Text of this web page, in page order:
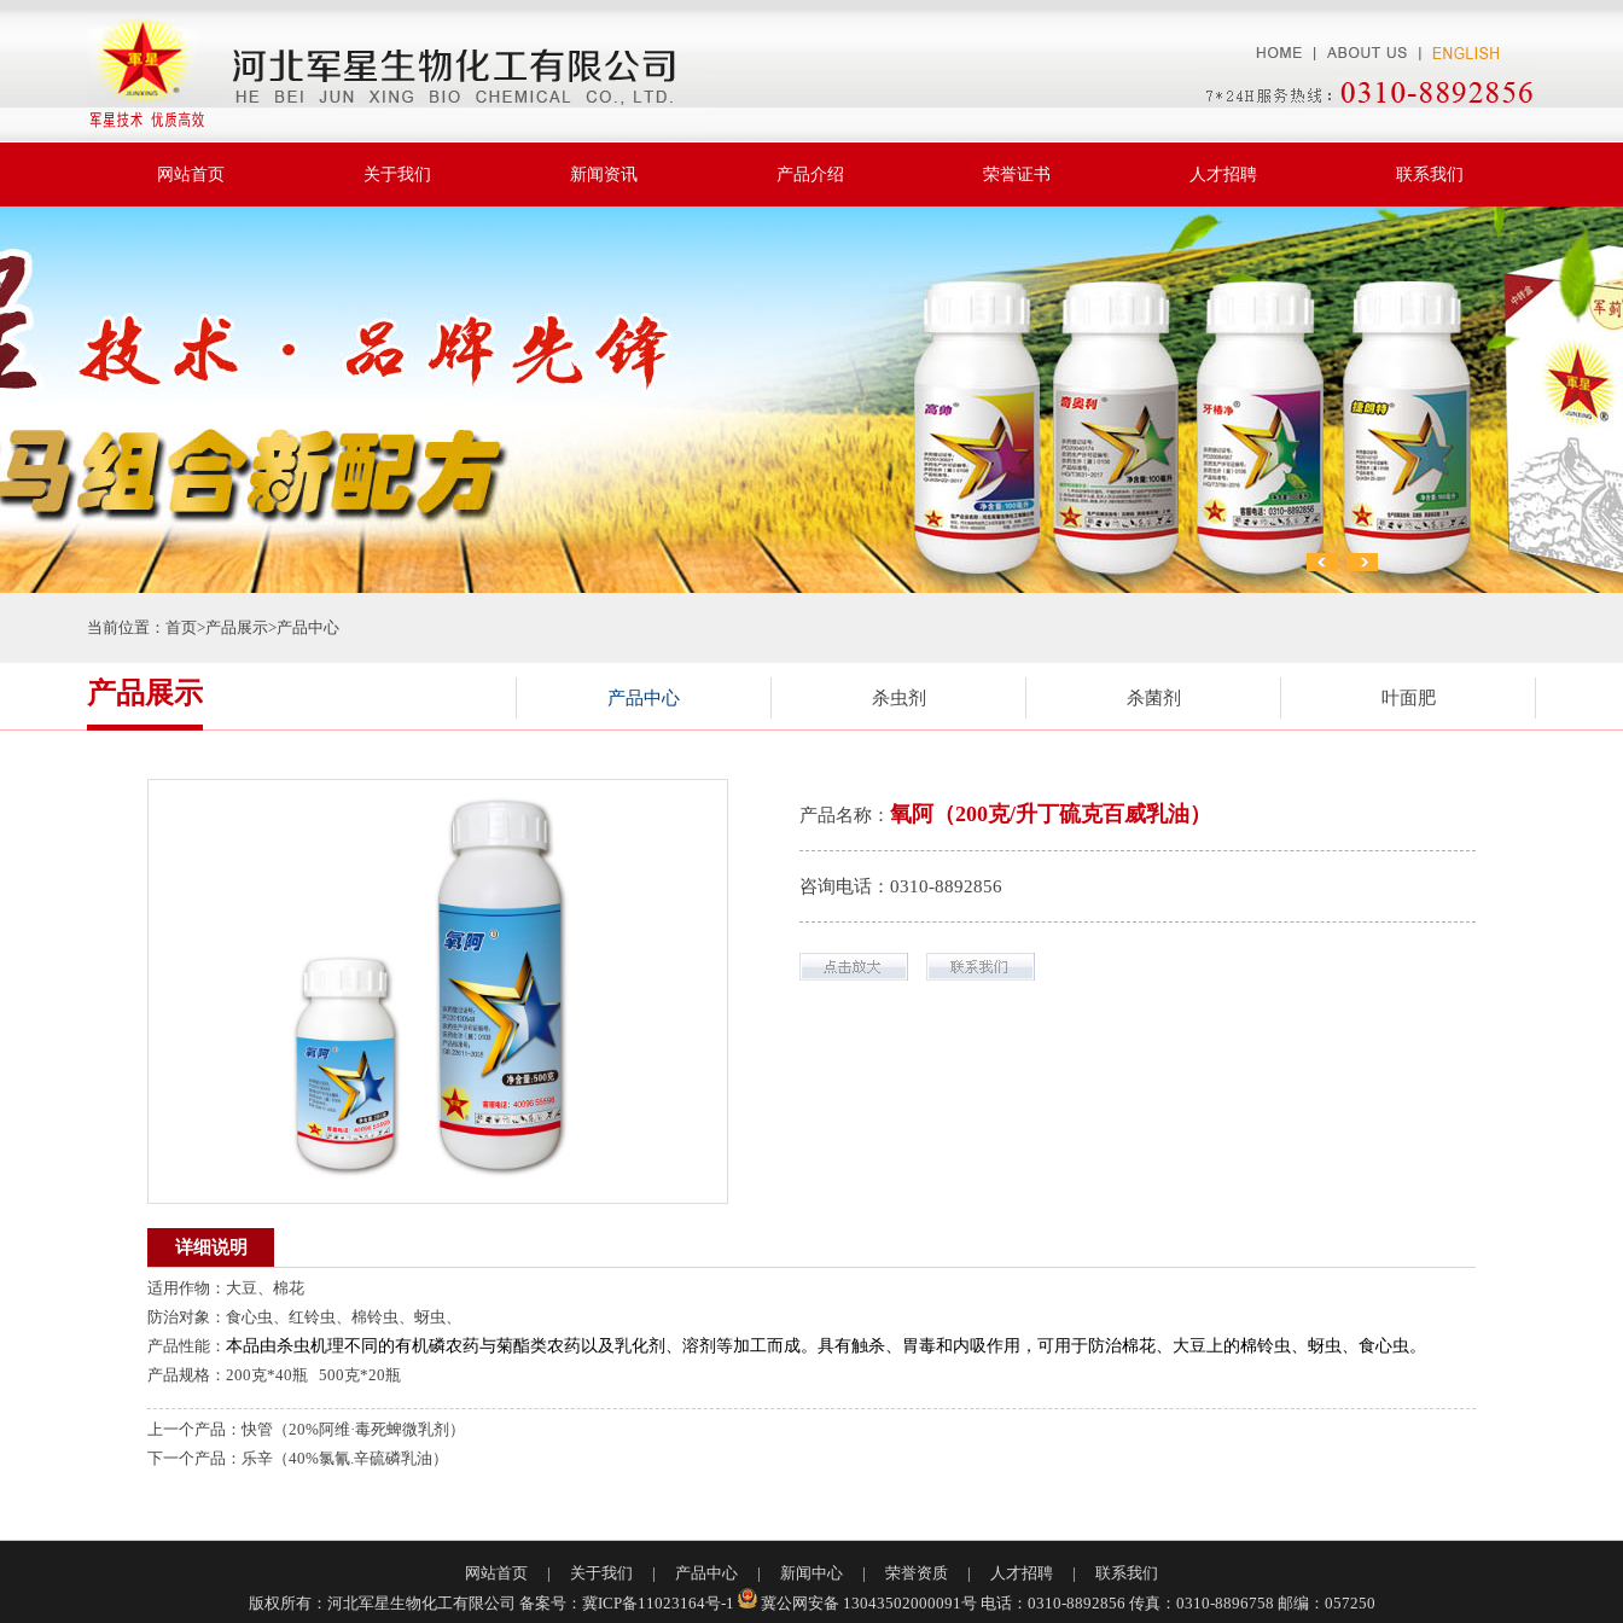
网站首页 关于我们 新闻资讯 产品介绍 荣誉证书 人才招聘 联系我们
当前位置： 首页>产品展示>产品中心
产品展示 产品中心 杀虫剂 杀菌剂 叶面肥
产品名称： 氧阿（200克/升丁硫克百威乳油）
咨询电话：0310-8892856
详细说明
适用作物：大豆、棉花
防治对象：食心虫、红铃虫、棉铃虫、蚜虫、
产品性能： 本品由杀虫机理不同的有机磷农药与菊酯类农药以及乳化剂、溶剂等加工而成。具有触杀、胃毒和内吸作用，可用于防治棉花、大豆上的棉铃虫、蚜虫、食心虫。
产品规格：200克*40瓶 500克*20瓶
上一个产品：快管（20%阿维·毒死蜱微乳剂）
下一个产品： 乐辛（40%氯氰.辛硫磷乳油）
网站首页 | 关于我们 | 产品中心 | 新闻中心 | 荣誉资质 | 人才招聘 | 联系我们
版权所有：河北军星生物化工有限公司 备案号：冀ICP备11023164号-1 冀公网安备 13043502000091号电话：0310-8892856 传真：0310-8896758 邮编：057250